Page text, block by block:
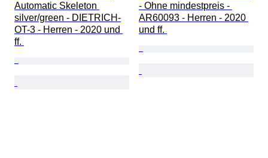
Automatic Skeleton
silver/green - DIETRICH-
OT-3 - Herren - 2020 und
ff.
- Ohne mindestpreis -
AR60093 - Herren - 2020
und ff.